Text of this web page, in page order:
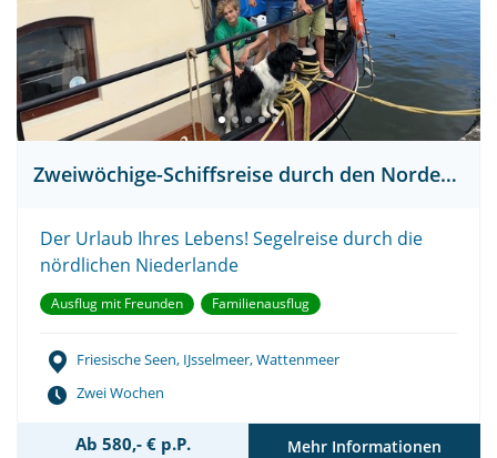
Zweiwöchige-Schiffsreise durch den Norden Hollands
Der Urlaub Ihres Lebens! Segelreise durch die
nördlichen Niederlande
Ausflug mit Freunden Familienausflug
Friesische Seen, IJsselmeer, Wattenmeer
Zwei Wochen
Ab 580,- € p.P. Mehr Informationen